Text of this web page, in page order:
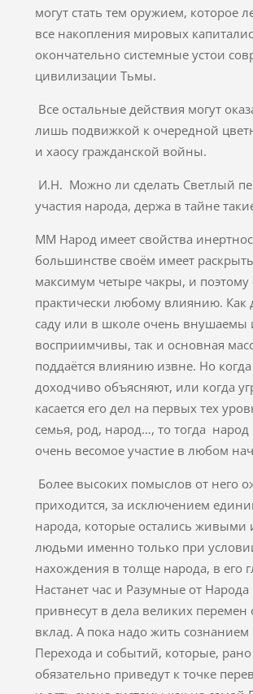
могут стать тем оружием, которое
все накопления мировых
окончательно системные устои
цивилизации Тьмы.
Все остальные действия могут
лишь подвижкой к очередной
и хаосу гражданской войны.
И.Н. Можно ли сделать Светлый
участия народа, держа в тайне
ММ Народ имеет свойства
большинстве своём имеет
максимум четыре чакры, и поэтому
практически любому влиянию. Как
саду или в школе очень внушаемы
восприимчивы, так и основная
поддаётся влиянию извне. Но
доходчиво объясняют, или когда
касается его дел на первых тех
семья, род, народ…, то тогда народ
очень весомое участие в любом
Более высоких помыслов от него
приходится, за исключением
народа, которые остались живыми
людьми именно только при
нахождения в толще народа, в его
Настанет час и Разумные от
привнесут в дела великих
вклад. А пока надо жить сознанием
Перехода и событий, которые,
обязательно приведут к точке